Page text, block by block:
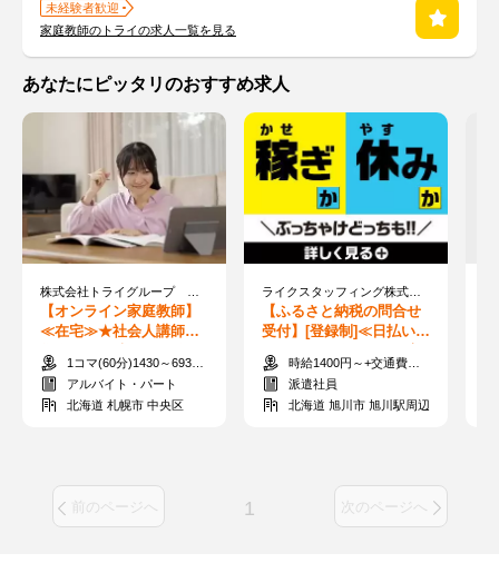
未経験者歓迎
家庭教師のトライの求人一覧を見る
あなたにピッタリのおすすめ求人
【オンライン家庭教師】
≪在宅≫★社会人講師募
集★すきま時間に60分か
ら指導可能◎
1コマ(60分)1430～6930円
アルバイト・パート
北海道 札幌市 中央区
【ふるさと納税の問合せ
受付】[登録制]≪日払い＆
アクセス抜群≫人気の官
公庁案件◎
時給1400円～+交通費規定支給
派遣社員
北海道 旭川市 旭川駅周辺
前のページへ 1 次のページへ